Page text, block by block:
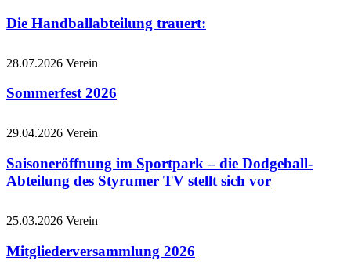
Die Handballabteilung trauert:
28.07.2026 Verein
Sommerfest 2026
29.04.2026 Verein
Saisoneröffnung im Sportpark – die Dodgeball-
Abteilung des Styrumer TV stellt sich vor
25.03.2026 Verein
Mitgliederversammlung 2026